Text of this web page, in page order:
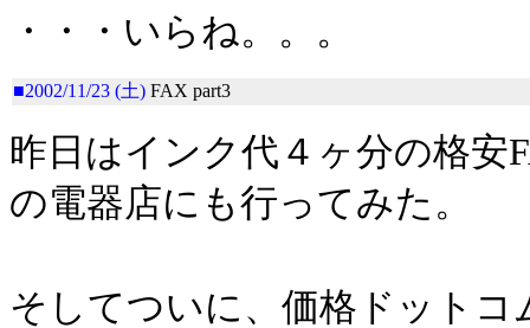
・・・いらね。。。
■2002/11/23 (土) FAX part3
昨日はインク代４ヶ分の格
の電器店にも行ってみた。
そしてついに、価格ドット